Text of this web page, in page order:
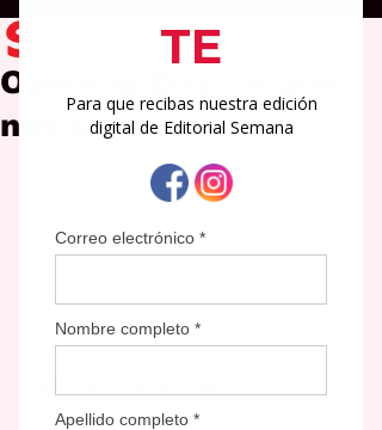
Opening Day: lo que
nos une.